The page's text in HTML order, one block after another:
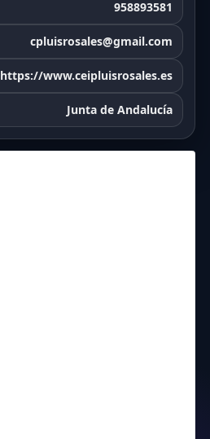
958893581
cpluisrosales@gmail.com
https://www.ceipluisrosales.es
Junta de Andalucía